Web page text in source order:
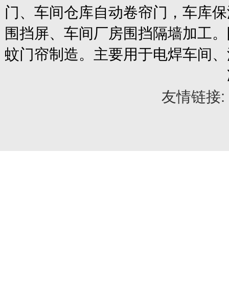
门、车间仓库自动卷帘门 ，车库
围挡屏、车间厂房围挡隔墙加工
蚊门帘制造。主要用于电焊车间
友情链接: